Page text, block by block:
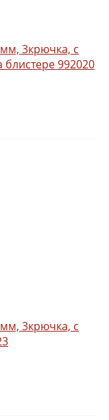
3крючка, с
992020
3крючка, с